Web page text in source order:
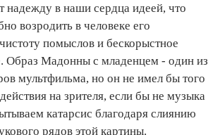
надежду в наши сердца идеей, что
возродить в человеке его
помыслов и бескорыстное
Образ Мадонны с младенцем - один из
мультфильма, но он не имел бы того
на зрителя, если бы не музыка
катарсис благодаря слиянию
рядов этой картины.